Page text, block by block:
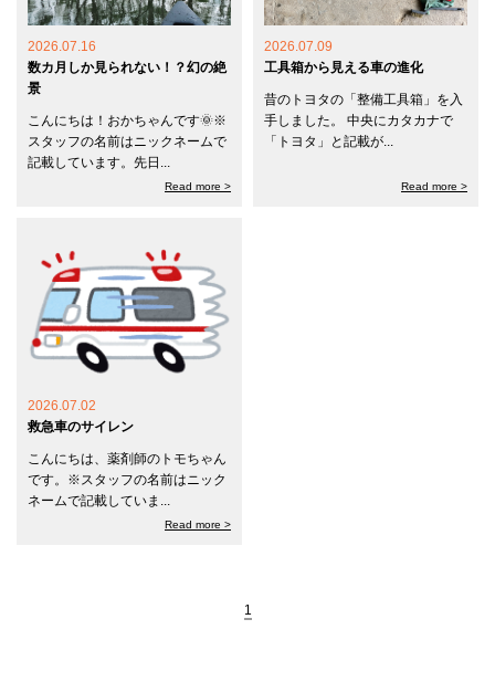
2026.07.16
数カ月しか見られない！？幻の絶
景
こんにちは！おかちゃんです🌞※
スタッフの名前はニックネームで
記載しています。先日...
Read more >
2026.07.09
工具箱から見える車の進化
昔のトヨタの「整備工具箱」を入
手しました。 中央にカタカナで
「トヨタ」と記載が...
Read more >
2026.07.02
救急車のサイレン
こんにちは、薬剤師のトモちゃん
です。※スタッフの名前はニック
ネームで記載していま...
Read more >
1